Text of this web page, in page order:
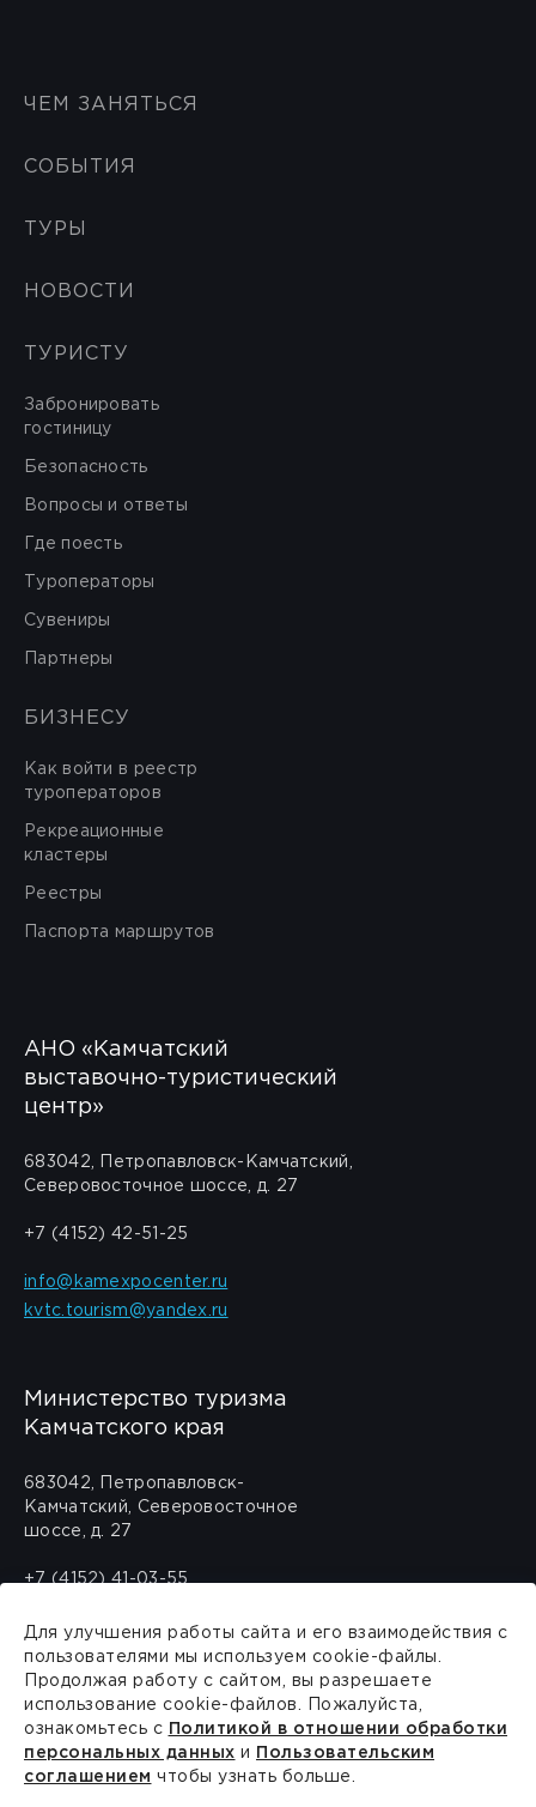
ЧЕМ ЗАНЯТЬСЯ
СОБЫТИЯ
ТУРЫ
НОВОСТИ
ТУРИСТУ
Забронировать
гостиницу
Безопасность
Вопросы и ответы
Где поесть
Туроператоры
Сувениры
Партнеры
БИЗНЕСУ
Как войти в реестр
туроператоров
Рекреационные
кластеры
Реестры
Паспорта маршрутов
АНО «Камчатский
выставочно-туристический
центр»
683042, Петропавловск-Камчатский,
Северовосточное шоссе, д. 27
+7 (4152) 42-51-25
info@kamexpocenter.ru
kvtc.tourism@yandex.ru
Министерство туризма
Камчатского края
683042, Петропавловск-
Камчатский, Северовосточное
шоссе, д. 27
+7 (4152) 41-03-55
travel@kamgov.ru
Политика обработки персональных
Для улучшения работы сайта и его взаимодействия с
пользователями мы используем cookie-файлы.
Продолжая работу с сайтом, вы разрешаете
использование cookie-файлов. Пожалуйста,
ознакомьтесь с Политикой в отношении обработки
персональных данных и
Пользовательским
соглашением чтобы узнать больше.